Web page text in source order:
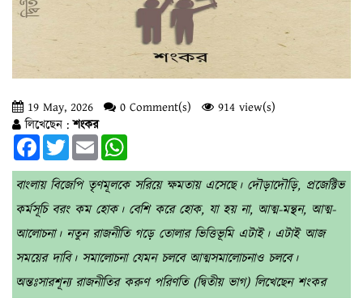
19 May, 2026 0 Comment(s)
914 view(s)
লিখেছেন :শংকর
FacebookTwitterEmail
বাংলায় বিজেপি তৃণমূলকে সরিয়ে ক্ষমতায় এসেছে। দৌড়াদৌড়ি, প্রজেক্টিভ
কর্মসূচি বরং কম হোক। বেশি করে হোক, যা হয় না, আত্ম-মন্থন, আত্ম-
আলোচনা। নতুন রাজনীতি গড়ে তোলার ভিত্তিভূমি এটাই। এটাই আজ
সময়ের দাবি। সমালোচনা যেমন চলবে আত্মসমালোচনাও চলবে।
অন্তঃসারশূন্য রাজনীতির করুণ পরিণতি (দ্বিতীয় ভাগ) লিখেছেন শংকর